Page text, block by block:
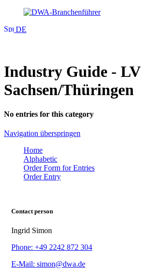
DE
Industry Guide - LV
Sachsen/Thüringen
No entries for this category
Navigation überspringen
Home
Alphabetic
Order Form for Entries
Order Entry
Contact person
Ingrid Simon
Phone: +49 2242 872 304
E-Mail: simon@dwa.de